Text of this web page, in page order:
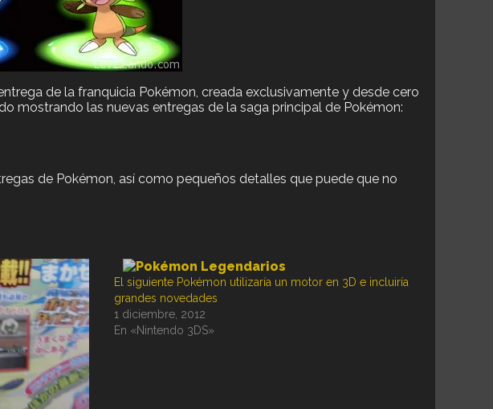
de la franquicia Pokémon, creada exclusivamente y desde cero
mostrando las nuevas entregas de la saga principal de Pokémon:
de Pokémon, así como pequeños detalles que puede que no
El siguiente Pokémon utilizaría un motor en 3D e incluiría
grandes novedades
1 diciembre, 2012
En «Nintendo 3DS»